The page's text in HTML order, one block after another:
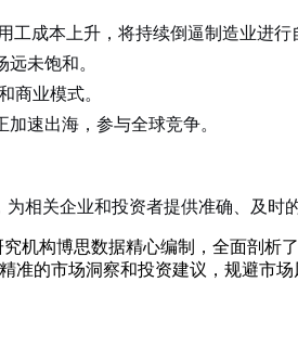
成本上升，将持续倒逼制造业进行
未饱和。
商业模式。
速出海，参与全球竞争。
相关企业和投资者提供准确、及时
机构博思数据精心编制，全面剖析
的市场洞察和投资建议，规避市场